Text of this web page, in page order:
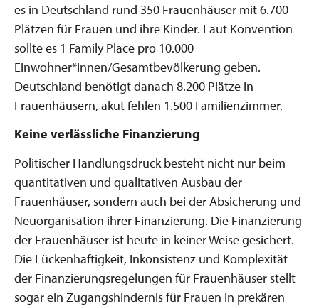
es in Deutschland rund 350 Frauenhäuser mit 6.700
Plätzen für Frauen und ihre Kinder. Laut Konvention
sollte es 1 Family Place pro 10.000
Einwohner*innen/Gesamtbevölkerung geben.
Deutschland benötigt danach 8.200 Plätze in
Frauenhäusern, akut fehlen 1.500 Familienzimmer.
Keine verlässliche Finanzierung
Politischer Handlungsdruck besteht nicht nur beim
quantitativen und qualitativen Ausbau der
Frauenhäuser, sondern auch bei der Absicherung und
Neuorganisation ihrer Finanzierung. Die Finanzierung
der Frauenhäuser ist heute in keiner Weise gesichert.
Die Lückenhaftigkeit, Inkonsistenz und Komplexität
der Finanzierungsregelungen für Frauenhäuser stellt
sogar ein Zugangshindernis für Frauen in prekären